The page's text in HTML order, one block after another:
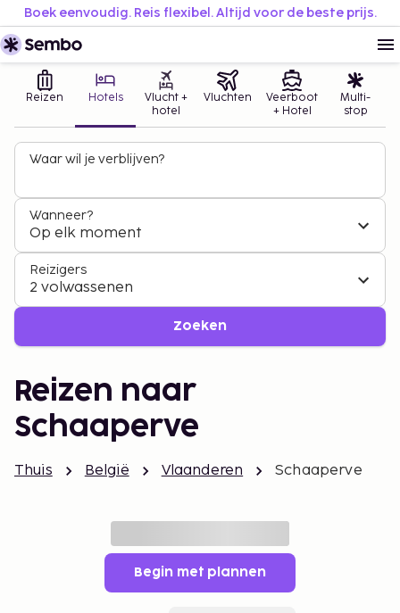
Boek eenvoudig. Reis flexibel. Altijd voor de beste prijs.
Reizen Hotels
Vlucht +
hotel
Vluchten
Veerboot
+ Hotel
Multi-
stop
Waar wil je verblijven?
Wanneer?
Op elk moment
Reizigers
2 volwassenen
Zoeken
Reizen naar
Schaaperve
Thuis België Vlaanderen Schaaperve
Begin met plannen